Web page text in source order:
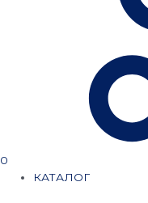
0
КАТАЛОГ